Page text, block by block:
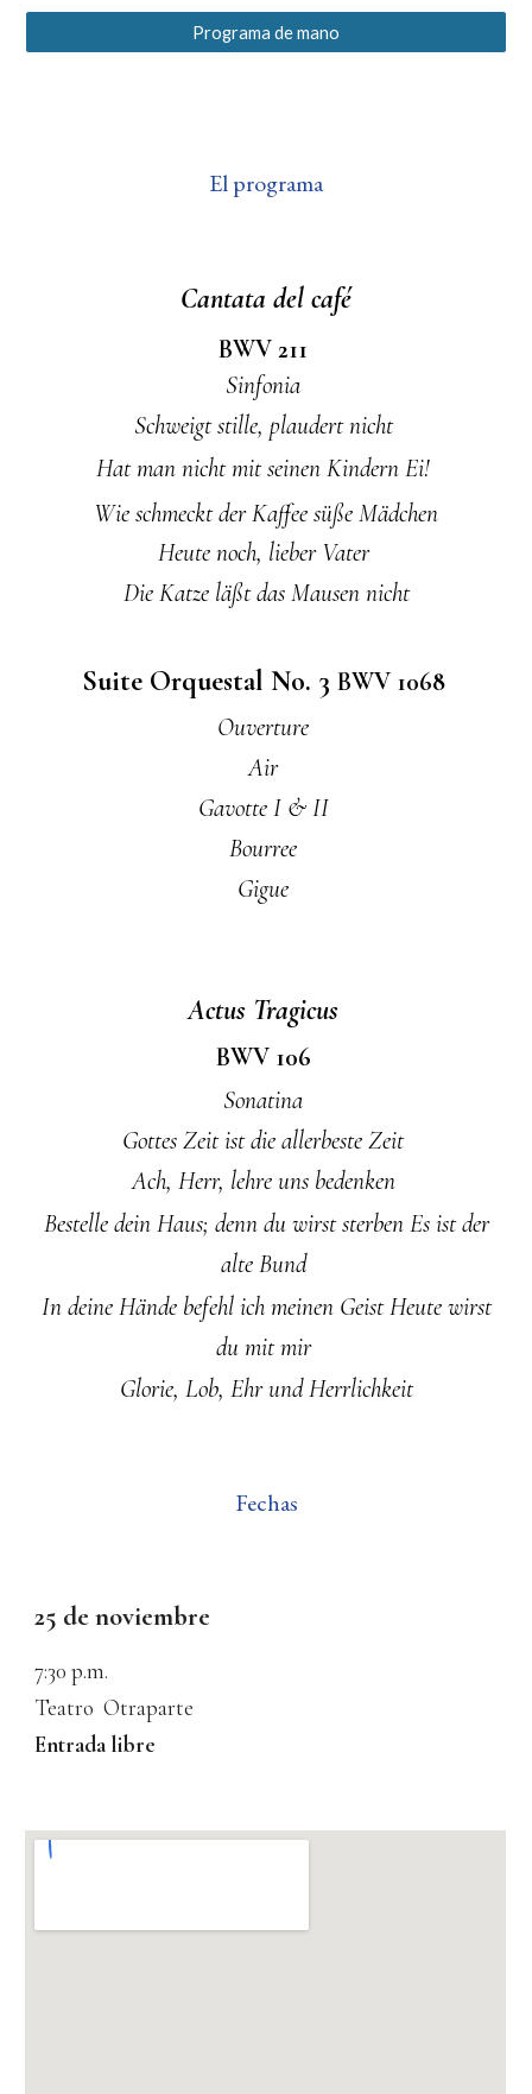
Programa de mano
El programa
Cantata del café
BWV 211
Sinfonia
Schweigt stille, plaudert nicht
Hat man nicht mit seinen Kindern Ei!
Wie schmeckt der Kaffee süße Mädchen
Heute noch, lieber Vater
Die Katze läßt das Mausen nicht
Suite Orquestal No. 3 BWV 1068
Ouverture
Air
Gavotte I & II
Bourree
Gigue
Actus Tragicus
BWV 106
Sonatina
Gottes Zeit ist die allerbeste Zeit
Ach, Herr, lehre uns bedenken
Bestelle dein Haus; denn du wirst sterben Es ist der
alte Bund
In deine Hände befehl ich meinen Geist Heute wirst
du mit mir
Glorie, Lob, Ehr und Herrlichkeit
Fechas
25 denoviembre
7:30 p.m.
Teatro Otraparte
Entrada libre